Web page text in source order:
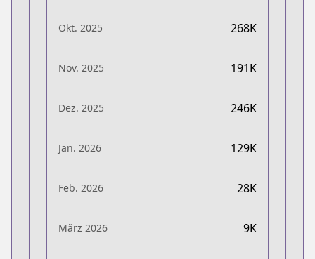
Okt. 2025 268K
Nov. 2025 191K
Dez. 2025 246K
Jan. 2026 129K
Feb. 2026 28K
März 2026 9K